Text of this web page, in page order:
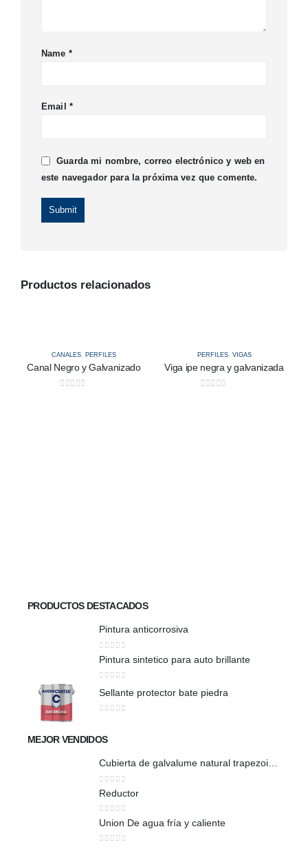
Name *
Email *
Guarda mi nombre, correo electrónico y web en
este navegador para la próxima vez que comente.
Productos relacionados
CANALES PERFILES
Canal Negro y Galvanizado
PERFILES, VIGAS
Viga ipe negra y galvanizada
PRODUCTOS DESTACADOS
Pintura anticorrosiva
0out of 5
Pintura sintetico para auto brillante
Sellante protector bate piedra
MEJOR VENDIDOS
0out of 5
Reductor
0out of 5
Union De agua fría y caliente